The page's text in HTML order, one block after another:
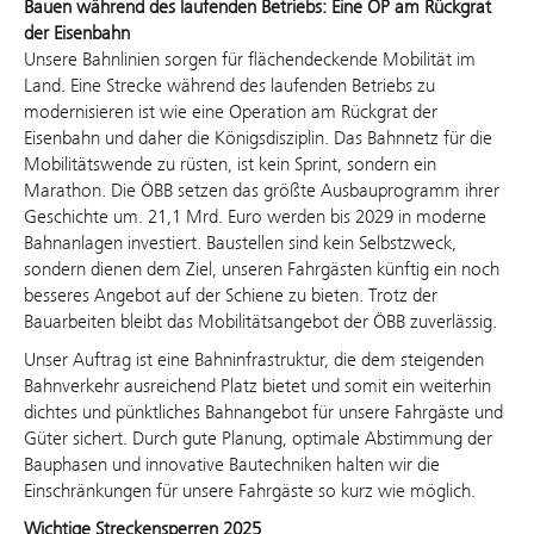
Bauen während des laufenden Betriebs: Eine OP am Rückgrat
der Eisenbahn
Unsere Bahnlinien sorgen für flächendeckende Mobilität im
Land. Eine Strecke während des laufenden Betriebs zu
modernisieren ist wie eine Operation am Rückgrat der
Eisenbahn und daher die Königsdisziplin. Das Bahnnetz für die
Mobilitätswende zu rüsten, ist kein Sprint, sondern ein
Marathon. Die ÖBB setzen das größte Ausbauprogramm ihrer
Geschichte um. 21,1 Mrd. Euro werden bis 2029 in moderne
Bahnanlagen investiert. Baustellen sind kein Selbstzweck,
sondern dienen dem Ziel, unseren Fahrgästen künftig ein noch
besseres Angebot auf der Schiene zu bieten. Trotz der
Bauarbeiten bleibt das Mobilitätsangebot der ÖBB zuverlässig.
Unser Auftrag ist eine Bahninfrastruktur, die dem steigenden
Bahnverkehr ausreichend Platz bietet und somit ein weiterhin
dichtes und pünktliches Bahnangebot für unsere Fahrgäste und
Güter sichert. Durch gute Planung, optimale Abstimmung der
Bauphasen und innovative Bautechniken halten wir die
Einschränkungen für unsere Fahrgäste so kurz wie möglich.
Wichtige Streckensperren 2025